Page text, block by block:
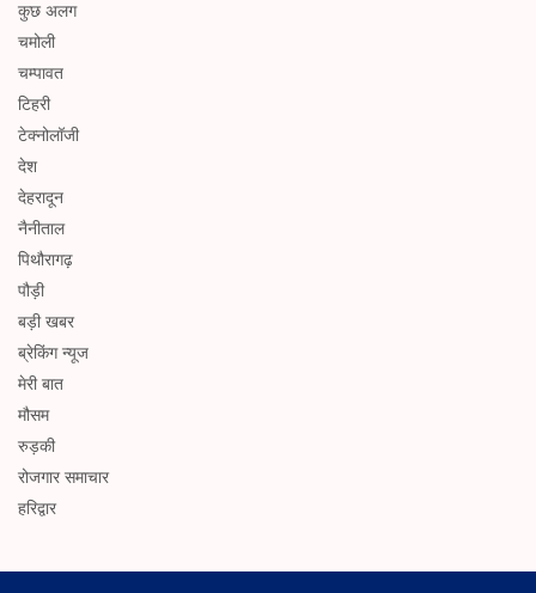
कुछ अलग
चमोली
चम्पावत
टिहरी
टेक्नोलॉजी
देश
देहरादून
नैनीताल
पिथौरागढ़
पौड़ी
बड़ी खबर
ब्रेकिंग न्यूज
मेरी बात
मौसम
रुड़की
रोजगार समाचार
हरिद्वार